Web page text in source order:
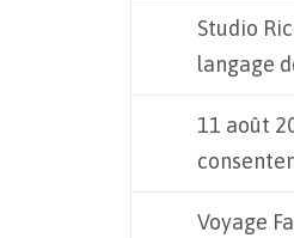
Studio
langage
11 août
Voyage